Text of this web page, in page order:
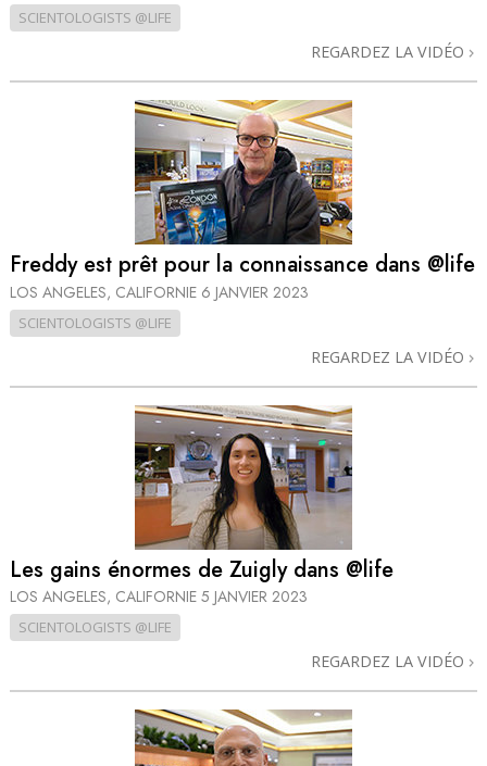
SCIENTOLOGISTS @LIFE
REGARDEZ LA VIDÉO
Freddy est prêt pour la connaissance dans @life
LOS ANGELES, CALIFORNIE 6 JANVIER 2023
SCIENTOLOGISTS @LIFE
REGARDEZ LA VIDÉO
Les gains énormes de Zuigly dans @life
LOS ANGELES, CALIFORNIE 5 JANVIER 2023
SCIENTOLOGISTS @LIFE
REGARDEZ LA VIDÉO